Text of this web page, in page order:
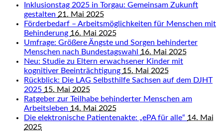
Inklusionstag 2025 in Torgau: Gemeinsam Zukunft
gestalten 21. Mai 2025
Förderbedarf – Arbeitsmöglichkeiten für Menschen mit
Behinderung 16. Mai 2025
Umfrage: Größere Ängste und Sorgen behinderter
Menschen nach Bundestagswahl 16. Mai 2025
Neu: Studie zu Eltern erwachsener Kinder mit
kognitiver Beeinträchtigung 15. Mai 2025
Rückblick: Die LAG Selbsthilfe Sachsen auf dem DJHT
2025 15. Mai 2025
Ratgeber zur Teilhabe behinderter Menschen am
Arbeitsleben 14. Mai 2025
Die elektronische Patientenakte: „ePA für alle“ 14. Mai
2025